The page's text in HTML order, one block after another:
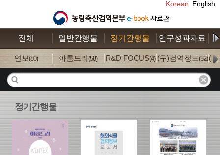
Korean English
전체 일반간행물 정기간행물 연구성과자료
연보(80) 아름드리(58) R&D FOCUS(4) (구)검역정보 (52) (
정기간행물